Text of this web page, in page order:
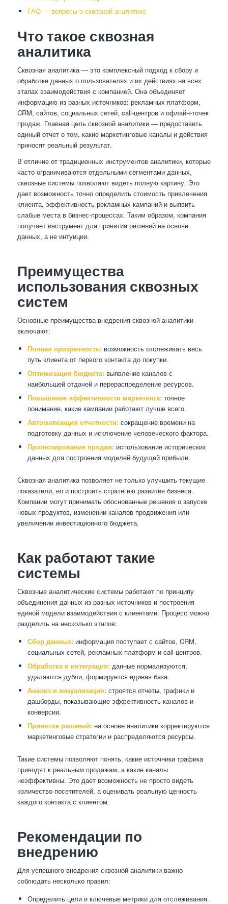
FAQ — вопросы о сквозной аналитике
Что такое сквозная
аналитика
Сквозная аналитика — это комплексный подход к сбору и
обработке данных о пользователях и их действиях на всех
этапах взаимодействия с компанией. Она объединяет
информацию из разных источников: рекламных платформ,
CRM, сайтов, социальных сетей, call-центров и офлайн-точек
продаж. Главная цель сквозной аналитики — предоставить
единый отчет о том, какие маркетинговые каналы и действия
приносят реальный результат.
В отличие от традиционных инструментов аналитики, которые
часто ограничиваются отдельными сегментами данных,
сквозные системы позволяют видеть полную картину. Это
дает возможность точно определить стоимость привлечения
клиента, эффективность рекламных кампаний и выявить
слабые места в бизнес-процессах. Таким образом, компания
получает инструмент для принятия решений на основе
данных, а не интуиции.
Преимущества
использования сквозных
систем
Основные преимущества внедрения сквозной аналитики
включают:
Полная прозрачность:возможность отслеживать весь
путь клиента от первого контакта до покупки.
Оптимизация бюджета:выявление каналов с
наибольшей отдачей и перераспределение ресурсов.
Повышение эффективности маркетинга:точное
понимание, какие кампании работают лучше всего.
Автоматизация отчетности:сокращение времени на
подготовку данных и исключение человеческого фактора.
Прогнозирование продаж:использование исторических
данных для построения моделей будущей прибыли.
Сквозная аналитика позволяет не только улучшить текущие
показатели, но и построить стратегию развития бизнеса.
Компании могут принимать обоснованные решения о запуске
новых продуктов, изменении каналов продвижения или
увеличении инвестиционного бюджета.
Как работают такие
системы
Сквозные аналитические системы работают по принципу
объединения данных из разных источников и построения
единой модели взаимодействия с клиентами. Процесс можно
разделить на несколько этапов:
Сбор данных:информация поступает с сайтов, CRM,
социальных сетей, рекламных платформ и call-центров.
Обработка и интеграция:данные нормализуются,
удаляются дубли, формируется единая база.
Анализ и визуализация:строятся отчеты, графики и
дашборды, показывающие эффективность каналов и
конверсии.
Принятие решений:на основе аналитики корректируются
маркетинговые стратегии и распределяются ресурсы.
Такие системы позволяют понять, какие источники трафика
приводят к реальным продажам, а какие каналы
неэффективны. Это дает возможность не просто видеть
количество посетителей, а оценивать реальную ценность
каждого контакта с клиентом.
Рекомендации по
внедрению
Для успешного внедрения сквозной аналитики важно
соблюдать несколько правил:
Определить цели и ключевые метрики для отслеживания.